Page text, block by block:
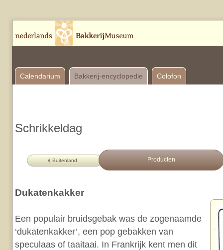
Calendarium Bakkerij-encyclopedie Colofon
Schrikkeldag
Buitenland Producten
Dukatenkakker
Een populair bruidsgebak was de zogenaamde
‘dukatenkakker’, een pop gebakken van
speculaas of taaitaai. In Frankrijk kent men dit